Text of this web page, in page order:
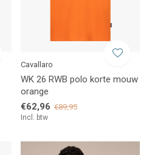
Cavallaro
WK 26 RWB polo korte mouw
orange
€62,96 €89,95
Incl. btw